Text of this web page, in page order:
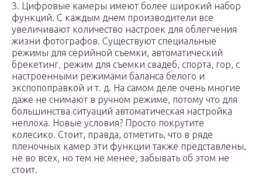
3. Цифровые камеры имеют более широкий набор
функций. С каждым днем производители все
увеличивают количество настроек для облегчения
жизни фотографов. Существуют специальные
режимы для серийной съемки, автоматический
брекетинг, режим для съемки свадеб, спорта, гор, с
настроенными режимами баланса белого и
экспопоправкой и т. д. На самом деле очень многие
даже не снимают в ручном режиме, потому что для
большинства ситуаций автоматическая настройка
неплоха. Новые условия? Просто покрутите
колесико. Стоит, правда, отметить, что в ряде
пленочных камер эти функции также представлены,
не во всех, но тем не менее, забывать об этом не
стоит.